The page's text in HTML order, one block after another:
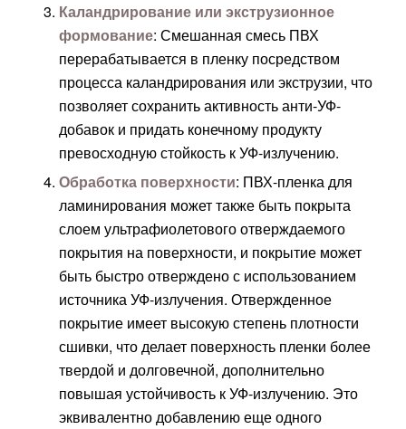
Каландрирование или экструзионное
формование: Смешанная смесь ПВХ
перерабатывается в пленку посредством
процесса каландрирования или экструзии, что
позволяет сохранить активность анти-УФ-
добавок и придать конечному продукту
превосходную стойкость к УФ-излучению.
Обработка поверхности: ПВХ-пленка для
ламинирования может также быть покрыта
слоем ультрафиолетового отверждаемого
покрытия на поверхности, и покрытие может
быть быстро отверждено с использованием
источника УФ-излучения. Отвержденное
покрытие имеет высокую степень плотности
сшивки, что делает поверхность пленки более
твердой и долговечной, дополнительно
повышая устойчивость к УФ-излучению. Это
эквивалентно добавлению еще одного